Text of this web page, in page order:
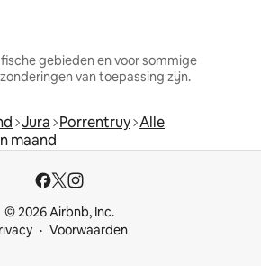
gebieden en voor sommige
van toepassing zijn.
Jura Porrentruy Alle
maand
© 2026 Airbnb, Inc.
Voorwaarden